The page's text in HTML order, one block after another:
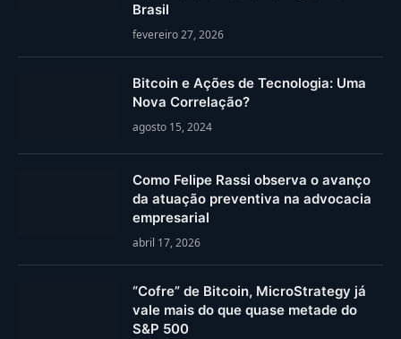
Brasil
fevereiro 27, 2026
Bitcoin e Ações de Tecnologia: Uma
Nova Correlação?
agosto 15, 2024
Como Felipe Rassi observa o avanço
da atuação preventiva na advocacia
empresarial
abril 17, 2026
“Cofre” de Bitcoin, MicroStrategy já
vale mais do que quase metade do
S&P 500